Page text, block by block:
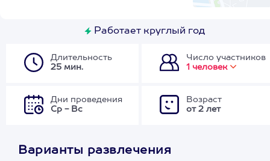
Работает круглый год
Длительность
25 мин.
Число участников
1 человек
Дни проведения
Ср - Вс
Возраст
от 2 лет
Варианты развлечения